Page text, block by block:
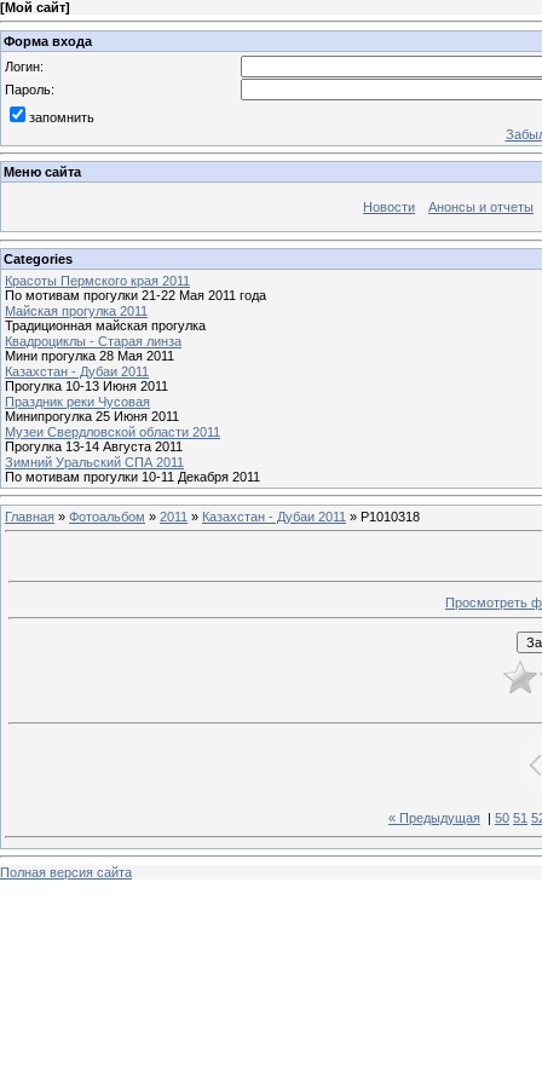
[Мой сайт]
Форма входа
Логин:
Пароль:
запомнить
Меню сайта
Новости Анонсы и отчеты
Categories
Красоты Пермского края 2011
По мотивам прогулки 21-22 Мая 2011 года
Майская прогулка 2011
Традиционная майская прогулка
Квадроциклы - Старая линза
Мини прогулка 28 Мая 2011
Казахстан - Дубаи 2011
Прогулка 10-13 Июня 2011
Праздник реки Чусовая
Минипрогулка 25 Июня 2011
Музеи Свердловской области 2011
Прогулка 13-14 Августа 2011
Зимний Уральский СПА 2011
По мотивам прогулки 10-11 Декабря 2011
Главная » Фотоальбом » 2011 » Казахстан - Дубаи 2011 » P1010318
Просмотреть
« Предыдущая 50 51
Полная версия сайта